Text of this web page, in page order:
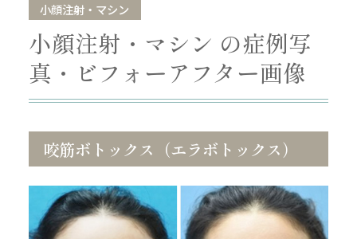
小顔注射・マシン
小顔注射・マシン の症例写
真・ビフォーアフター画像
咬筋ボトックス（エラボトックス）